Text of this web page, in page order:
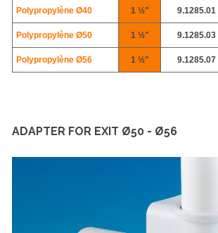
Polypropylène Ø40 1 ½" 9.1285.01
Polypropylène Ø50 1 ½" 9.1285.03
Polypropylène Ø56 1 ½" 9.1285.07
ADAPTER FOR EXIT Ø50 - Ø56